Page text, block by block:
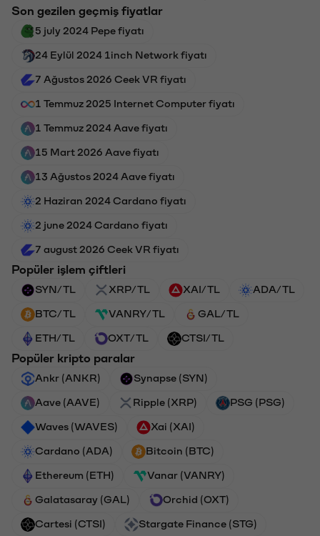
Son gezilen geçmiş fiyatlar
5 july 2024 Pepe fiyatı
24 Eylül 2024 1inch Network fiyatı
7 Ağustos 2026 Ceek VR fiyatı
1 Temmuz 2025 Internet Computer fiyatı
1 Temmuz 2024 Aave fiyatı
15 Mart 2026 Aave fiyatı
13 Ağustos 2024 Aave fiyatı
2 Haziran 2024 Cardano fiyatı
2 june 2024 Cardano fiyatı
7 august 2026 Ceek VR fiyatı
Popüler işlem çiftleri
SYN/TL XRP/TL XAI/TL ADA/TL
BTC/TL VANRY/TL GAL/TL
ETH/TL OXT/TL CTSI/TL
Popüler kripto paralar
Ankr (ANKR) Synapse (SYN)
Aave (AAVE) Ripple (XRP) PSG (PSG)
Waves (WAVES) Xai (XAI)
Cardano (ADA) Bitcoin (BTC)
Ethereum (ETH) Vanar (VANRY)
Galatasaray (GAL) Orchid (OXT)
Cartesi (CTSI) Stargate Finance (STG)